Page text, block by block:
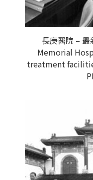
長庚醫院 –
Memorial
treatment